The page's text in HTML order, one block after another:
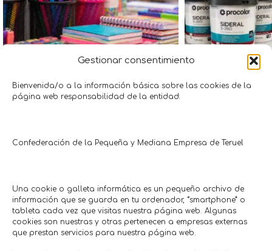
Gestionar consentimiento
Bienvenida/o a la información básica sobre las cookies de la
página web responsabilidad de la entidad:
Confederación de la Pequeña y Mediana Empresa de Teruel
Una cookie o galleta informática es un pequeño archivo de
información que se guarda en tu ordenador, “smartphone” o
tableta cada vez que visitas nuestra página web. Algunas
cookies son nuestras y otras pertenecen a empresas externas
que prestan servicios para nuestra página web.
10% descuento en papelería
¡Renueva tus
Hasta:
Comercios en actívaTe